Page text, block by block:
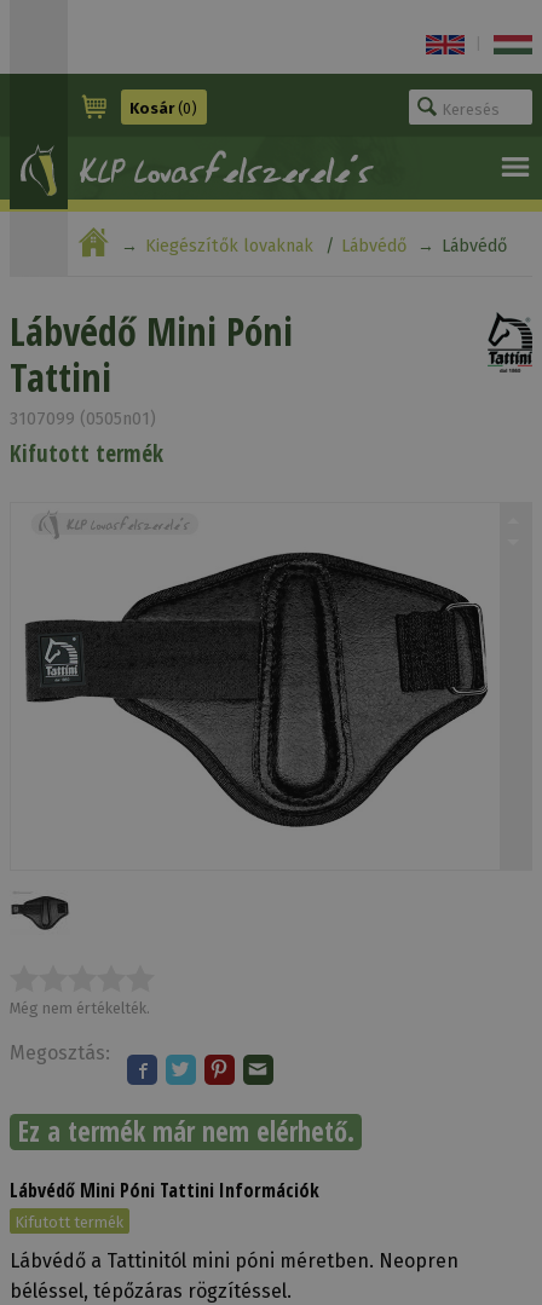
Kosár(0)
Kiegészítők lovaknak Lábvédő Lábvédő
Lábvédő Mini Póni
Tattini
3107099 (0505n01)
Kifutott termék
Még nem értékelték.
Megosztás:
Ez a termék már nem elérhető.
Lábvédő Mini Póni Tattini Információk
Kifutott termék
Lábvédő a Tattinitól mini póni méretben. Neopren
béléssel, tépőzáras rögzítéssel.